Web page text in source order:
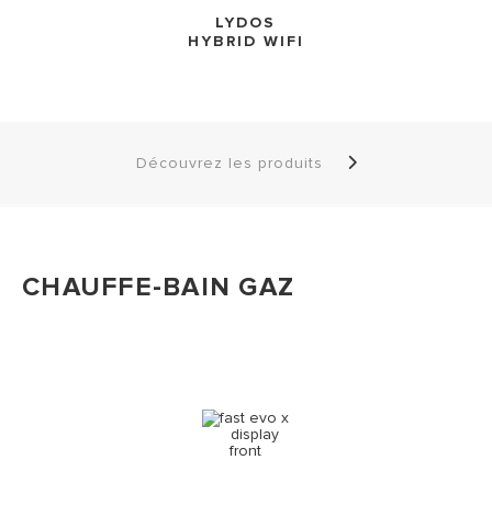
LYDOS
HYBRID WIFI
Découvrez les produits
CHAUFFE-BAIN GAZ